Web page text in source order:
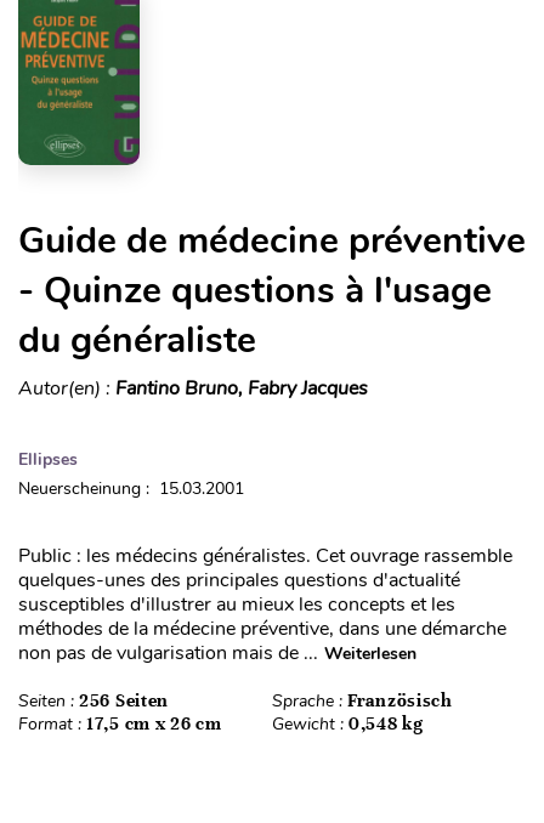
Guide de médecine préventive
- Quinze questions à l'usage
du généraliste
Autor(en) : Fantino Bruno, Fabry Jacques
Ellipses
Neuerscheinung : 15.03.2001
Public : les médecins généralistes. Cet ouvrage rassemble
quelques-unes des principales questions d'actualité
susceptibles d'illustrer au mieux les concepts et les
méthodes de la médecine préventive, dans une démarche
non pas de vulgarisation mais de ... Weiterlesen
Seiten : 256 Seiten Sprache : Französisch
Format : 17,5 cm x 26 cm Gewicht : 0,548 kg